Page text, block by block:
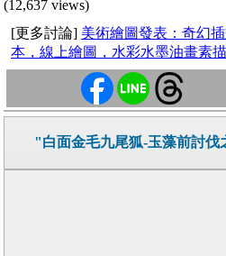
(12,637 views)
[更多討論] 美術繪圖發表：奇幻
本，線上繪圖，水彩水墨油畫素
"白面金毛九尾狐-玉藻前討伐